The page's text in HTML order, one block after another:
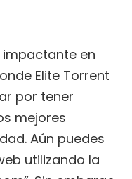
en
Elite Torrent
por tener
mejores
Aún puedes
utilizando la